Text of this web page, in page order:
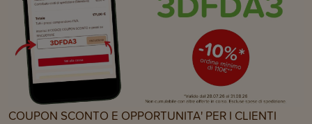
COUPON SCONTO E OPPORTUNITA' PER I CLIENTI